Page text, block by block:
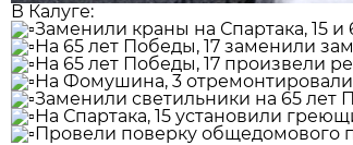
В Калуге:
Заменили краны на Спартака, 15 и
На 65 лет Победы, 17 заменили
На 65 лет Победы, 17 произвели
На Фомушина, 3
Заменили светильники на 65 лет
На Спартака, 15 установили
Провели поверку общедомового